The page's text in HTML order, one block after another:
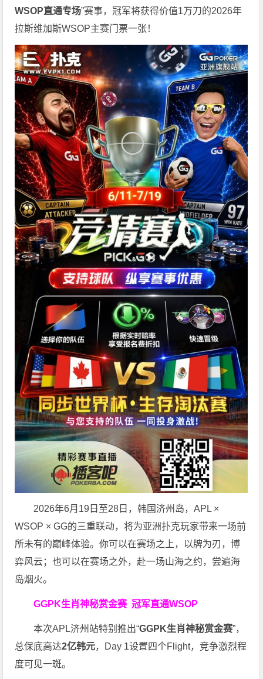
WSOP直通专场”赛事，冠军将获得价值1万刀的2026年
拉斯维加斯WSOP主赛门票一张！
2026年6月19日至28日，韩国济州岛，APL ×
WSOP × GG的三重联动，将为亚洲扑克玩家带来一场前
所未有的巅峰体验。你可以在赛场之上，以牌为刃，博
弈风云；也可以在赛场之外，赴一场山海之约，尝遍海
岛烟火。
GGPK生肖神秘赏金赛冠军直通WSOP
本次APL济州站特别推出“GGPK生肖神秘赏金赛”，
总保底高达2亿韩元，Day 1设置四个Flight，竞争激烈程
度可见一斑。